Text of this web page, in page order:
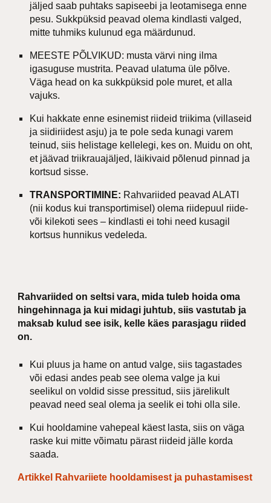
jäljed saab puhtaks sapiseebi ja leotamisega enne
pesu. Sukkpüksid peavad olema kindlasti valged,
mitte tuhmiks kulunud ega määrdunud.
MEESTE PÕLVIKUD: musta värvi ning ilma
igasuguse mustrita. Peavad ulatuma üle põlve.
Väga head on ka sukkpüksid pole muret, et alla
vajuks.
Kui hakkate enne esinemist riideid triikima (villaseid
ja siidiriidest asju) ja te pole seda kunagi varem
teinud, siis helistage kellelegi, kes on. Muidu on oht,
et jäävad triikrauajäljed, läikivaid põlenud pinnad ja
kortsud sisse.
TRANSPORTIMINE: Rahvariided peavad ALATI
(nii kodus kui transportimisel) olema riidepuul riide-
või kilekoti sees – kindlasti ei tohi need kusagil
kortsus hunnikus vedeleda.
Rahvariided on seltsi vara, mida tuleb hoida oma
hingehinnaga ja kui midagi juhtub, siis vastutab ja
maksab kulud see isik, kelle käes parasjagu riided
on.
Kui pluus ja hame on antud valge, siis tagastades
või edasi andes peab see olema valge ja kui
seelikul on voldid sisse pressitud, siis järelikult
peavad need seal olema ja seelik ei tohi olla sile.
Kui hooldamine vahepeal käest lasta, siis on väga
raske kui mitte võimatu pärast riideid jälle korda
saada.
Artikkel Rahvariiete hooldamisest ja puhastamisest